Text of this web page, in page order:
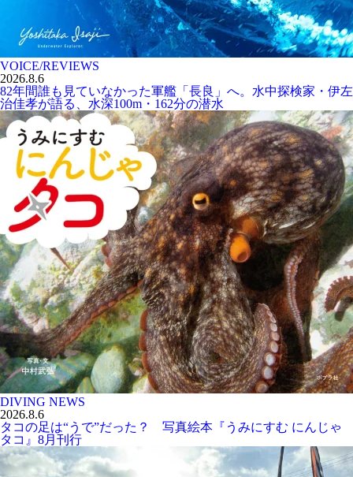
VOICE/REVIEWS
2026.8.6
82年間誰も見ていなかった軍艦「長良」へ。水中探検家・伊左
治佳孝が語る、水深100m・162分の潜水
DIVING NEWS
2026.8.6
タコの足は“うで”だった？ 写真絵本『うみにすむ にんじゃ
タコ』8月刊行